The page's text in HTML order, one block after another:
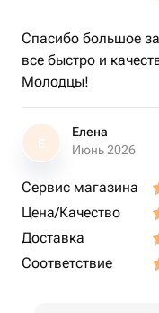
Спасибо большое
все быстро и
Молодцы!
Е
Елена
Июнь 2026
Сервис магазина
Цена/Качество
Доставка
Соответствие